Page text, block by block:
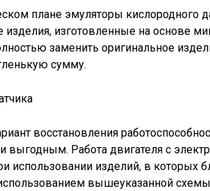
плане эмуляторы кислородного
изготовленные на основе
заменить оригинальное
сумму.
восстановления
выгодным. Работа двигателя с
использовании изделий, в которых
вышеуказанной